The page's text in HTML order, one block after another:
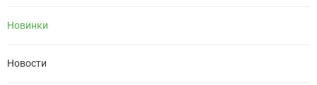
Новинки
Новости